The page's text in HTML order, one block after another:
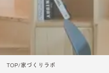
TOP 家づくりラボ